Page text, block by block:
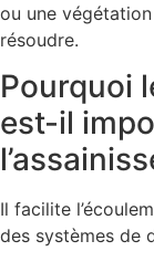
ou une
résoudre.
Pourquoi
est-il
Il facilite
des systèmes de